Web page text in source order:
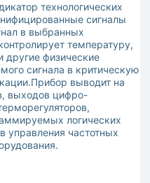
технологических
сигналы
в выбранных
температуру,
другие физические
сигнала в критическую
выводит на
выходов цифро-
логических
управления частотных